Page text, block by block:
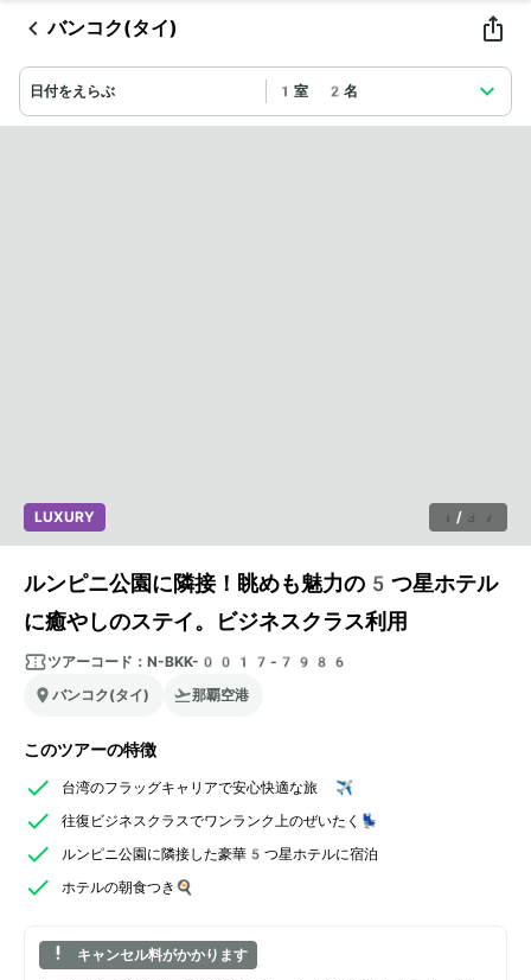
バンコク(タイ)
日付をえらぶ 1室 2名
1 / 37
LUXURY
ルンピニ公園に隣接！眺めも魅力の5つ星ホテル
に癒やしのステイ。ビジネスクラス利用
ツアーコード： N-BKK-0017-7986
バンコク(タイ)
那覇空港
このツアーの特徴
台湾のフラッグキャリアで安心快適な旅 ✈️
往復ビジネスクラスでワンランク上のぜいたく💺
ルンピニ公園に隣接した豪華5つ星ホテルに宿泊
ホテルの朝食つき🍳
キャンセル料がかかります